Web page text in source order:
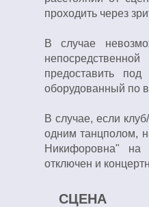
проходить через
В случае
предоставить
оборудованный по
В случае, если
одним танцполом,
Никифоровна" на
отключен и
СЦЕНА